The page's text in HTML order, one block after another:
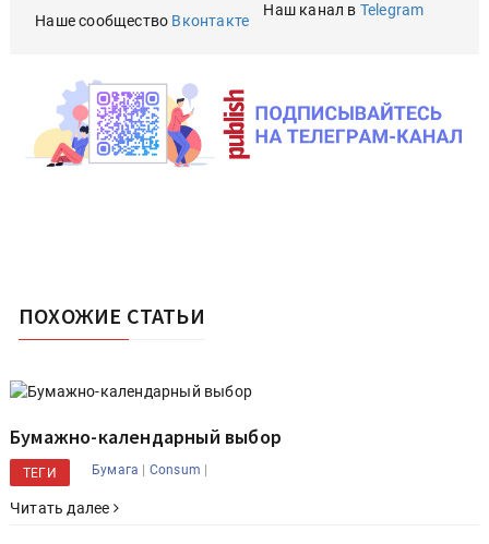
Наше сообщество Вконтакте
Наш канал в Telegram
ПОХОЖИЕ СТАТЬИ
Бумажно-календарный выбор
ТЕГИ Бумага | Consum |
Читать далее